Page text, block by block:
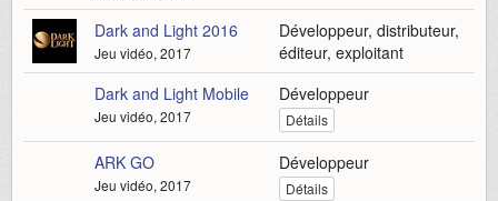
Dark and Light 2016
Jeu vidéo, 2017
Développeur, distributeur,
éditeur, exploitant
Dark and Light Mobile
Jeu vidéo, 2017
Développeur
Détails
ARK GO
Jeu vidéo, 2017
Développeur
Détails